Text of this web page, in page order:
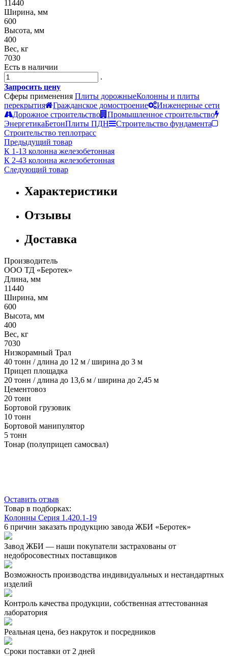
11440
Ширина, мм
600
Высота, мм
400
Вес, кг
7030
Есть в наличии
.
Запросить цену
Сферы применения Плиты дорожныеКолонны и плиты
перекрытия
Гражданское домостроение
Инженерные сети
Дорожное строительство
Промышленное строительство
ЭнергетикаБетонПлиты ПДН
Строительство фундамента
Строительство теплотрасс
Предыдущий товар
К 1-13 колонна железобетонная
К 2-43 колонна железобетонная
Следующий товар
Характеристики
Отзывы
Доставка
Производитель
ООО ТД «Беротек»
Длина, мм
11440
Ширина, мм
600
Высота, мм
400
Вес, кг
7030
Низкорамный Трал
40 тонн / длина до 12 м / ширина до 3 м
Прицеп площадка
20 тонн / длина до 13,6 м / ширина до 2,45 м
Цементовоз
20 тонн
Бортовой грузовик
10 тонн
Бортовой манипулятор
5 тонн
Тонар (полуприцеп самосвал)
Оставить отзыв
Товар в подборках:
Колонны Серия 1.420.1-19
6 причин заказать продукцию завода ЖБИ «Беротек»
Завод ЖБИ — наши покупатели застрахованы от
недобросовестных поставщиков
Возможность производства индивидуальных и нестандартных
изделий
Контроль качества продукции, собственная аттестованная
лаборатория
Реальная цена, без накруток и посредников
Сроки поставки от 2 дней